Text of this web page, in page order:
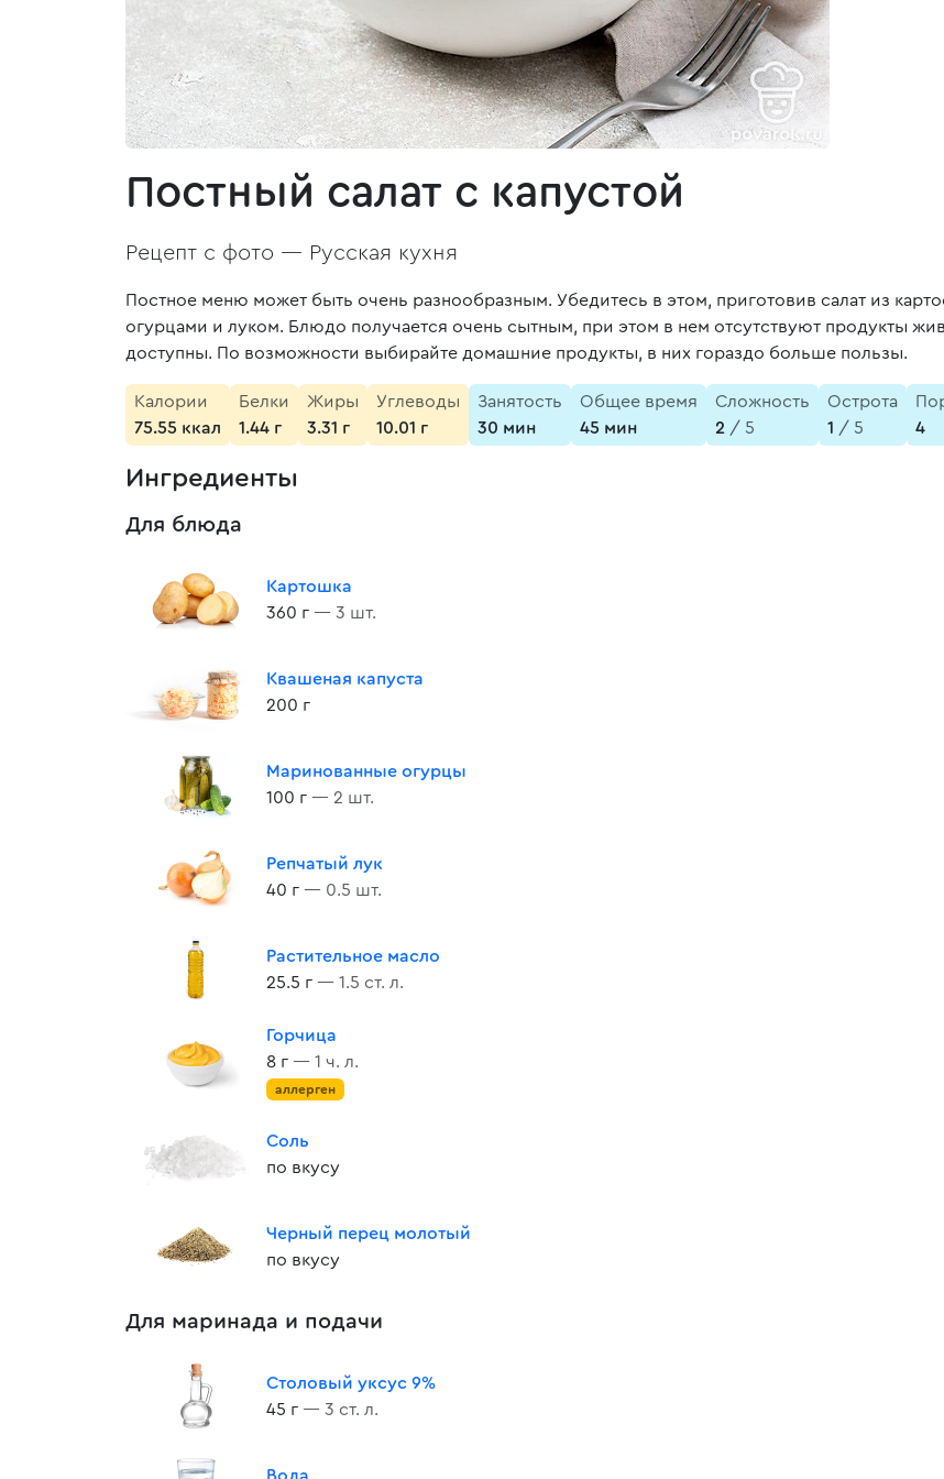
Постный салат с капустой
Рецепт с фото — Русская кухня
Постное меню может быть очень разнообразным. Убедитесь в этом, приготовив салат из
огурцами и луком. Блюдо получается очень сытным, при этом в нем отсутствуют продукты
доступны. По возможности выбирайте домашние продукты, в них гораздо больше пользы.
Калории
75.55 ккал
Белки
1.44 г
Жиры
3.31 г
Углеводы
10.01 г
Занятость
30 мин
Общее время
45 мин
Сложность
2 / 5
Острота
1 / 5
4
Ингредиенты
Для блюда
Картошка
360 г — 3 шт.
Квашеная капуста
200 г
Маринованные огурцы
100 г — 2 шт.
Репчатый лук
40 г — 0.5 шт.
Растительное масло
25.5 г — 1.5 ст. л.
Горчица
8 г — 1 ч. л.
аллерген
Соль
по вкусу
Черный перец молотый
по вкусу
Для маринада и подачи
Столовый уксус 9%
45 г — 3 ст. л.